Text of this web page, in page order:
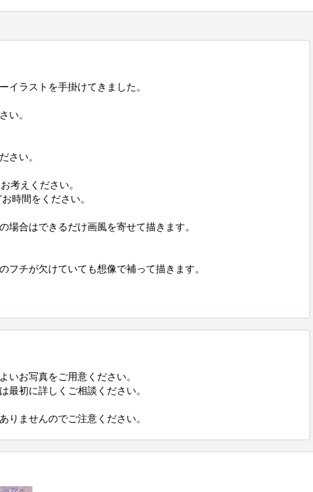
イラストを手掛けてきました。
い。
い。
考えください。
間をください。
場合はできるだけ画風を寄せて描きます。
フチが欠けていても想像で補って描きます。
いお写真をご用意ください。
最初に詳しくご相談ください。
りませんのでご注意ください。